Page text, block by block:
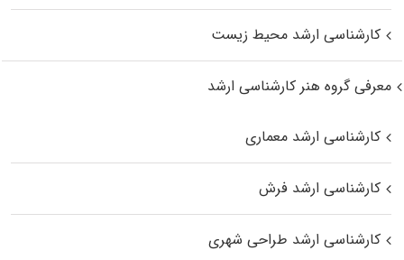
کارشناسی ارشد محیط زیست
معرفی گروه هنر کارشناسی ارشد
کارشناسی ارشد معماری
کارشناسی ارشد فرش
کارشناسی ارشد طراحی شهری